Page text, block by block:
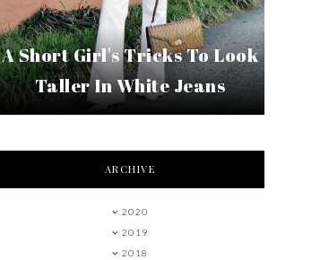
A Short Girl's Tricks To Look
Taller In White Jeans
ARCHIVE
2020
2019
2018